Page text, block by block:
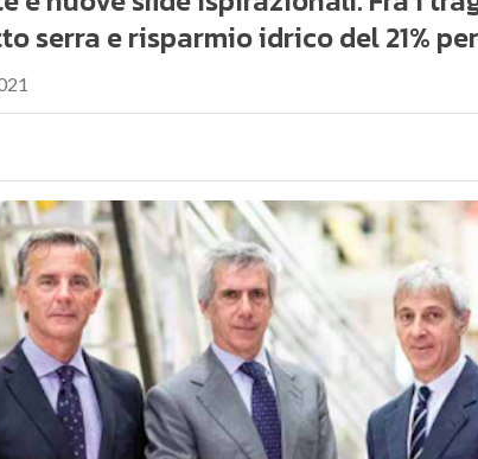
serra e risparmio idrico del 21%